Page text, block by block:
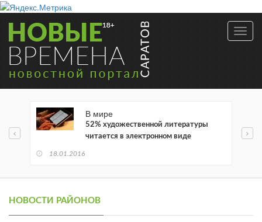
В мире
52% художественной литературы
читается в электронном виде
18.01.2016
НОВОСТИ РАЙОНОВ